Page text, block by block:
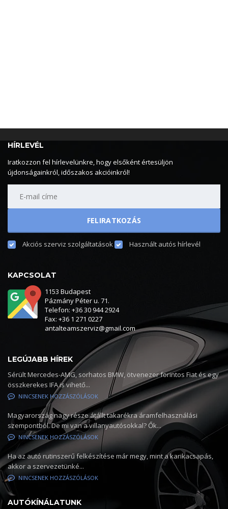
HÍRLEVÉL
Iratkozzon fel hírlevelünkre, hogy elsőként értesüljön
újdonságainkról, időszakos akcióinkról!
Akciós szerviz szolgáltatások Használt autós hírlevél
KAPCSOLAT
1153 Budapest
Pázmány Péter u. 71.
Telefon: +36 30 944 2924
Fax: +36 1 271 0227
antalteamszerviz@gmail.com
LEGÚJABB HÍREK
Sérült Mercedes-AMG, sorhatos BMW, ötvenezer forintos Fiat és egy
összkerekes IFA is vihető...
NINCSENEK HOZZÁSZÓLÁSOK
Magyarország nagy része átállt takarékra áramfelhasználási
szempontból. De mi van a villanyautósokkal? Ők...
NINCSENEK HOZZÁSZÓLÁSOK
Ha az autó rutinszerű felkészítése már megy, mint a karikacsapás,
akkor a szervezetünké...
NINCSENEK HOZZÁSZÓLÁSOK
AUTÓKÍNÁLATUNK